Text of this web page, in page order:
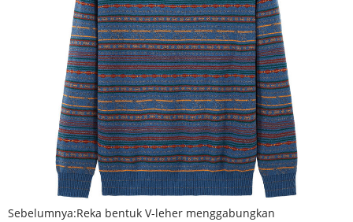
Sebelumnya:Reka bentuk V-leher menggabungkan